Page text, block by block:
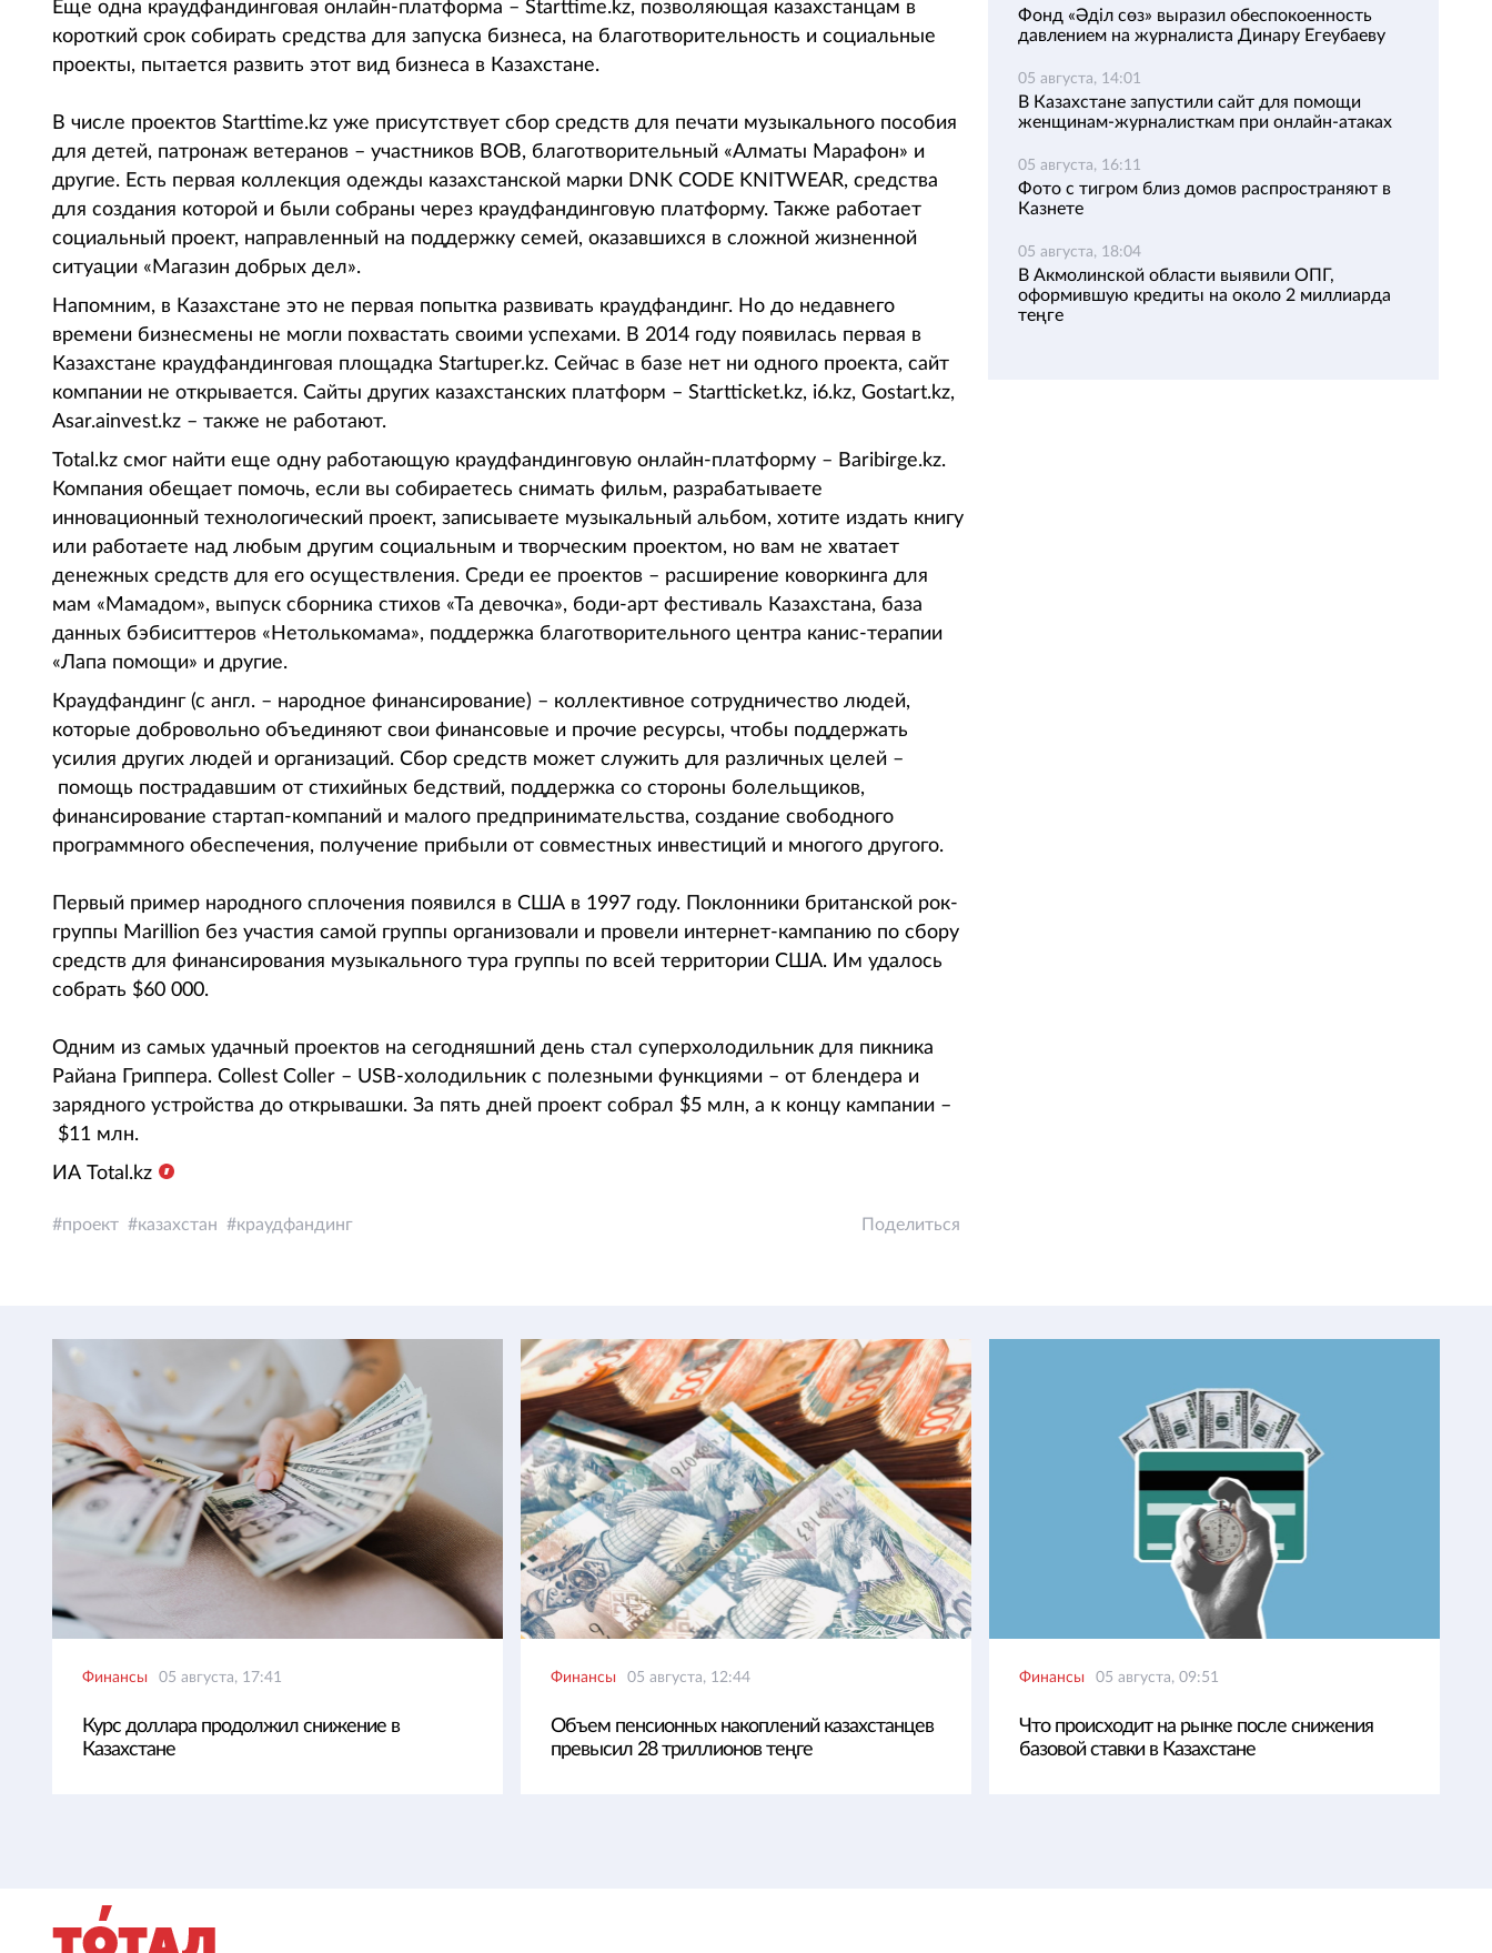
Еще одна краудфандинговая онлайн-платформа – Starttime.kz, позволяющая казахстанцам в
короткий срок собирать средства для запуска бизнеса, на благотворительность и социальные
проекты, пытается развить этот вид бизнеса в Казахстане.
В числе проектов Starttime.kz уже присутствует сбор средств для печати музыкального пособия
для детей, патронаж ветеранов – участников ВОВ, благотворительный «Алматы Марафон» и
другие. Есть первая коллекция одежды казахстанской марки DNK CODE KNITWEAR, средства
для создания которой и были собраны через краудфандинговую платформу. Также работает
социальный проект, направленный на поддержку семей, оказавшихся в сложной жизненной
ситуации «Магазин добрых дел».
Напомним, в Казахстане это не первая попытка развивать краудфандинг. Но до недавнего
времени бизнесмены не могли похвастать своими успехами. В 2014 году появилась первая в
Казахстане краудфандинговая площадка Startuper.kz. Сейчас в базе нет ни одного проекта, сайт
компании не открывается. Сайты других казахстанских платформ – Startticket.kz, i6.kz, Gostart.kz,
Asar.ainvest.kz – также не работают.
Total.kz смог найти еще одну работающую краудфандинговую онлайн-платформу – Baribirge.kz.
Компания обещает помочь, если вы собираетесь снимать фильм, разрабатываете
инновационный технологический проект, записываете музыкальный альбом, хотите издать книгу
или работаете над любым другим социальным и творческим проектом, но вам не хватает
денежных средств для его осуществления. Среди ее проектов – расширение коворкинга для
мам «Мамадом», выпуск сборника стихов «Та девочка», боди-арт фестиваль Казахстана, база
данных бэбиситтеров «Нетолькомама», поддержка благотворительного центра канис-терапии
«Лапа помощи» и другие.
Краудфандинг (с англ. – народное финансирование) – коллективное сотрудничество людей,
которые добровольно объединяют свои финансовые и прочие ресурсы, чтобы поддержать
усилия других людей и организаций. Сбор средств может служить для различных целей –
помощь пострадавшим от стихийных бедствий, поддержка со стороны болельщиков,
финансирование стартап-компаний и малого предпринимательства, создание свободного
программного обеспечения, получение прибыли от совместных инвестиций и многого другого.
Первый пример народного сплочения появился в США в 1997 году. Поклонники британской рок-
группы Marillion без участия самой группы организовали и провели интернет-кампанию по сбору
средств для финансирования музыкального тура группы по всей территории США. Им удалось
собрать $60 000.
Одним из самых удачный проектов на сегодняшний день стал суперхолодильник для пикника
Райана Гриппера. Collest Coller – USB-холодильник с полезными функциями – от блендера и
зарядного устройства до открывашки. За пять дней проект собрал $5 млн, а к концу кампании –
$11 млн.
ИА Total.kz
проект казахстан краудфандинг Поделиться
Фонд «Әділ сөз» выразил обеспокоенность
давлением на журналиста Динару Егеубаеву
05 августа, 14:01
В Казахстане запустили сайт для помощи
женщинам-журналисткам при онлайн-атаках
05 августа, 16:11
Фото с тигром близ домов распространяют в
Казнете
05 августа, 18:04
В Акмолинской области выявили ОПГ,
оформившую кредиты на около 2 миллиарда
теңге
Финансы 05 августа, 17:41
Курс доллара продолжил снижение в
Казахстане
Финансы 05 августа, 12:44
Объем пенсионных накоплений казахстанцев
превысил 28 триллионов теңге
Финансы 05 августа, 09:51
Что происходит на рынке после снижения
базовой ставки в Казахстане